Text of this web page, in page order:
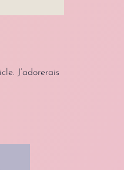
J’adorerais